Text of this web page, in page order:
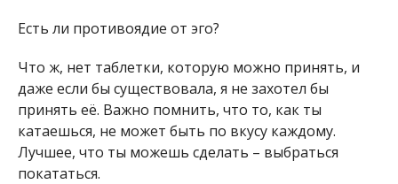
Есть ли противоядие от эго?
Что ж, нет таблетки, которую можно принять, и
даже если бы существовала, я не захотел бы
принять её. Важно помнить, что то, как ты
катаешься, не может быть по вкусу каждому.
Лучшее, что ты можешь сделать – выбраться
покататься.